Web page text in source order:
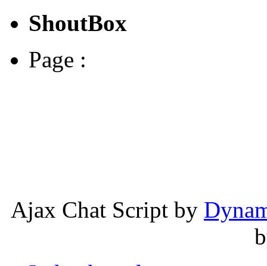
ShoutBox
Page :
Ajax Chat Script by